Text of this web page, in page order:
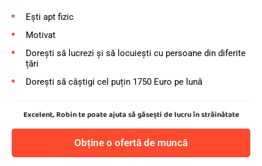
Ești apt fizic
Motivat
Dorești să lucrezi și să locuiești cu persoane din diferite
țări
Dorești să câștigi cel puțin 1750 Euro pe lună
Excelent, Robin te poate ajuta să găsești de lucru în străinătate
Obține o ofertă de muncă